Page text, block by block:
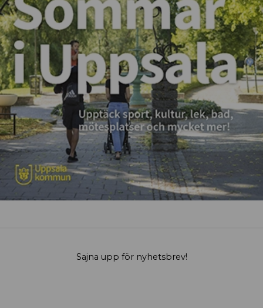
Sajna upp för nyhetsbrev!